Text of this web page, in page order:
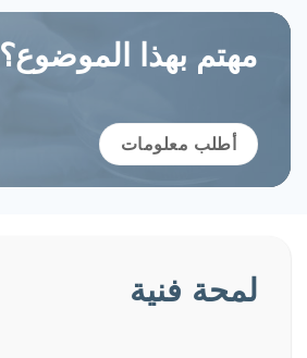
مهتم بهذا الموضوع؟
أطلب معلومات
لمحة فنية